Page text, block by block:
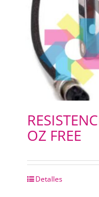
OZ FREE
Detalles